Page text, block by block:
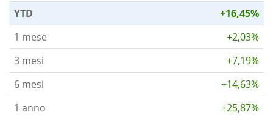
YTD
+16,45%
1 mese
+2,03%
3 mesi
+7,19%
6 mesi
+14,63%
1 anno
+25,87%